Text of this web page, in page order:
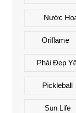
Nước
Oriflame
Phái Đẹp
Pickleball
Sun Life